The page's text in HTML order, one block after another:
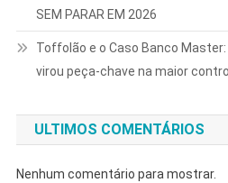
SEM PARAR EM 2026
Toffolão e o Caso Banco
virou peça-chave na maior
ULTIMOS COMENTÁRIOS
Nenhum comentário para mostrar.